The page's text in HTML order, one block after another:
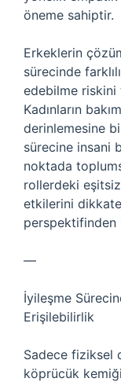
öneme sahiptir.
Erkeklerin
sürecinde
edebilme riskini
Kadınların
derinlemesine
sürecine insani
noktada
rollerdeki
etkilerini
perspektifinden
—
İyileşme
Erişilebilirlik
Sadece fiziksel
köprücük